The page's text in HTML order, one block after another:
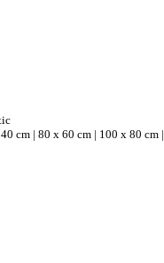
cm | 80 x 60 cm | 100 x 80 cm |